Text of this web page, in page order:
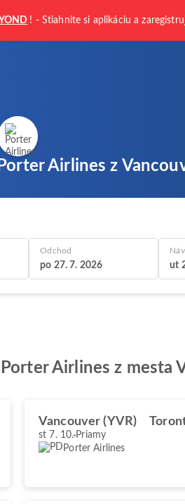
! - Stiahnite si aplikáciu a
Airlines z
Odchod
po 27. 7. 2026 ut
Airlines z mesta
Vancouver (YVR)
st 7. 10. Priamy
Porter Airlines